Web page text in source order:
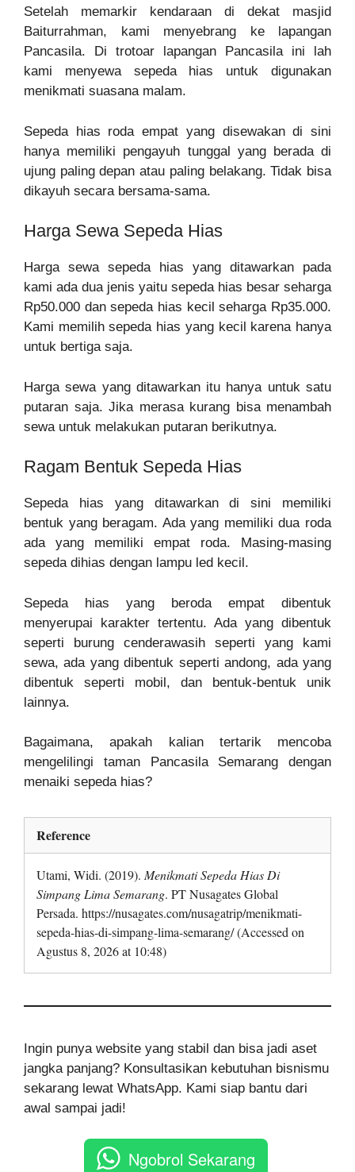
Setelah memarkir kendaraan di dekat masjid
Baiturrahman, kami menyebrang ke lapangan
Pancasila. Di trotoar lapangan Pancasila ini lah
kami menyewa sepeda hias untuk digunakan
menikmati suasana malam.
Sepeda hias roda empat yang disewakan di sini
hanya memiliki pengayuh tunggal yang berada di
ujung paling depan atau paling belakang. Tidak bisa
dikayuh secara bersama-sama.
Harga Sewa Sepeda Hias
Harga sewa sepeda hias yang ditawarkan pada
kami ada dua jenis yaitu sepeda hias besar seharga
Rp50.000 dan sepeda hias kecil seharga Rp35.000.
Kami memilih sepeda hias yang kecil karena hanya
untuk bertiga saja.
Harga sewa yang ditawarkan itu hanya untuk satu
putaran saja. Jika merasa kurang bisa menambah
sewa untuk melakukan putaran berikutnya.
Ragam Bentuk Sepeda Hias
Sepeda hias yang ditawarkan di sini memiliki
bentuk yang beragam. Ada yang memiliki dua roda
ada yang memiliki empat roda. Masing-masing
sepeda dihias dengan lampu led kecil.
Sepeda hias yang beroda empat dibentuk
menyerupai karakter tertentu. Ada yang dibentuk
seperti burung cenderawasih seperti yang kami
sewa, ada yang dibentuk seperti andong, ada yang
dibentuk seperti mobil, dan bentuk-bentuk unik
lainnya.
Bagaimana, apakah kalian tertarik mencoba
mengelilingi taman Pancasila Semarang dengan
menaiki sepeda hias?
Reference
Utami, Widi. (2019). Menikmati Sepeda Hias Di
Simpang Lima Semarang. PT Nusagates Global
Persada. https://nusagates.com/nusagatrip/menikmati-
sepeda-hias-di-simpang-lima-semarang/ (Accessed on
Agustus 8, 2026 at 10:48)
Ingin punya website yang stabil dan bisa jadi aset
jangka panjang? Konsultasikan kebutuhan bisnismu
sekarang lewat WhatsApp. Kami siap bantu dari
awal sampai jadi!
Ngobrol Sekarang